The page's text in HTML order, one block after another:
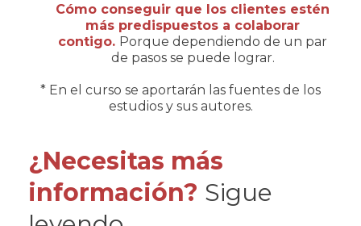
Cómo conseguir que los clientes estén
más predispuestos a colaborar
contigo. Porque dependiendo de un par
de pasos se puede lograr.
* En el curso se aportarán las fuentes de los
estudios y sus autores.
¿Necesitas más
información? Sigue